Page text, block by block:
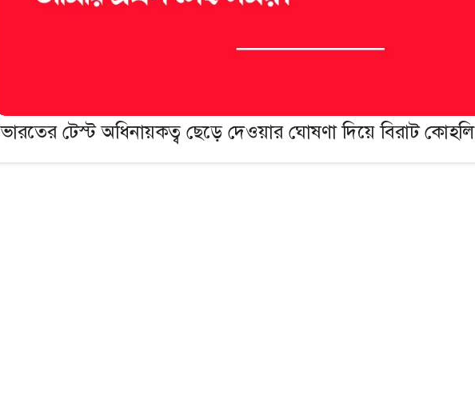
ভারতের টেস্ট অধিনায়কত্ব ছেড়ে দেওয়ার ঘোষণা দিয়ে বিরাট কোহলি